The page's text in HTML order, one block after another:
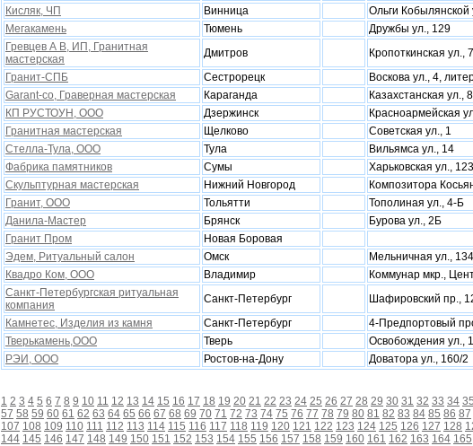
Кисляк, ЧП
Винница Ольги Кобылянской
Мегакамень
Тюмень Дружбы ул., 129
Гревцев А В, ИП, Гранитная
мастерская
Дмитров Кропоткинская ул.,
Гранит-СПБ
Сестрорецк Воскова ул., 4,
Garant-co, Граверная мастерская
Караганда Казахстанская ул., 8
КП РУСТОУН, ООО
Дзержинск Красноармейская
Гранитная мастерская
Щелково Советская ул., 1
Стелла-Тула, ООО
Тула Вильямса ул., 14
Фабрика памятников
Сумы Харьковская ул., 123
Скульптурная мастерская
Нижний Новгород Композитора
Гранит, ООО
Тольятти Тополиная ул., 4-Б
Данила-Мастер
Брянск Бурова ул., 2Б
Гранит Пром
Новая Боровая
Эдем, Ритуальный салон
Омск Мельничная ул., 134
Квадро Ком, ООО
Владимир Коммунар мкр.,
Санкт-Петербургская ритуальная
компания
Санкт-Петербург Шафировский пр.,
Камнетес, Изделия из камня
Санкт-Петербург 4-Предпортовый
Тверькамень,ООО
Тверь Освобождения ул.,
РЭИ, ООО
Ростов-на-Дону Доватора ул., 160/2
1 2 3 4 5 6 7 8 9 10 11 12 13 14 15 16 17 18 19 20 21 22 23 24 25 26 27 28 29 30 31 32 33 34 35
57 58 59 60 61 62 63 64 65 66 67 68 69 70 71 72 73 74 75 76 77 78 79 80 81 82 83 84 85 86 87
107 108 109 110 111 112 113 114 115 116 117 118 119 120 121 122 123 124 125 126 127 128
144 145 146 147 148 149 150 151 152 153 154 155 156 157 158 159 160 161 162 163 164 165